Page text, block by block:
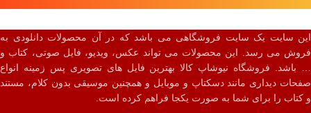
این سایت یک سایت فروشگاهی می باشد که در آن محصولات دانلودی به
فروش می رسد. این محصولات می تواند عکس، ویدیو، فایل صوتی، کتاب و
… باشد. فروشگاه نیوشاپ کالا بهترین فایل های تصویری پس زمینه انواع
صفحات دیداری مانند دسکتاپ و موبایل و همچنین موسیقی بدون کلام، مستند
و کتاب را برای شما به صورت یکجا فراهم کرده است.